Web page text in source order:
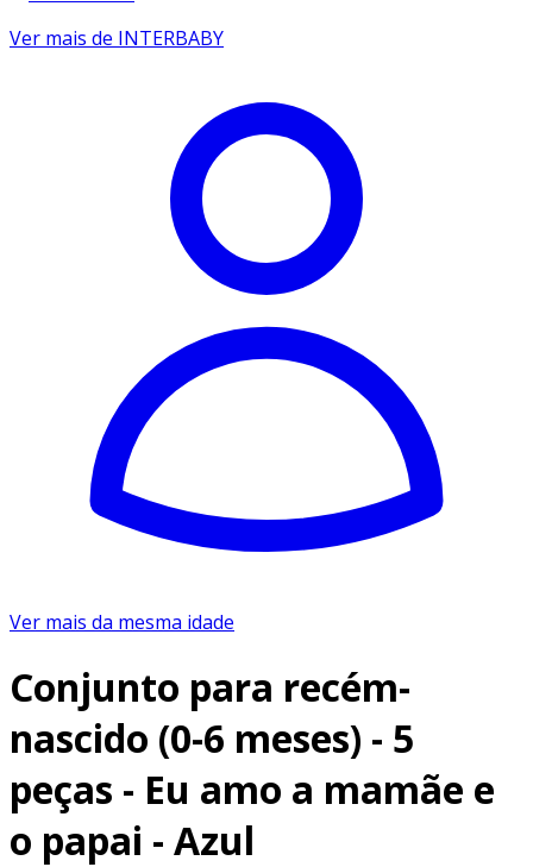
Ver mais de INTERBABY
Ver mais da mesma idade
Conjunto para recém-
nascido (0-6 meses) - 5
peças - Eu amo a mamãe e
o papai - Azul